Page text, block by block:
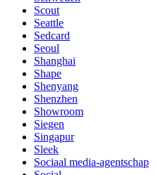
Scout
Seattle
Sedcard
Seoul
Shanghai
Shape
Shenyang
Shenzhen
Showroom
Siegen
Singapur
Sleek
Sociaal media-agentschap